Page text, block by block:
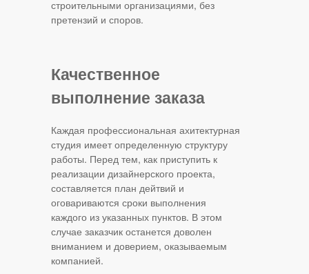
строительными организациями, без
претензий и споров.
Качественное
выполнение заказа
Каждая профессиональная ахитектурная
студия имеет определенную структуру
работы. Перед тем, как приступить к
реализации дизайнерского проекта,
составляется план дейтвий и
оговариваются сроки выполнения
каждого из указанных пунктов. В этом
случае заказчик останется доволен
вниманием и доверием, оказываемым
компанией.